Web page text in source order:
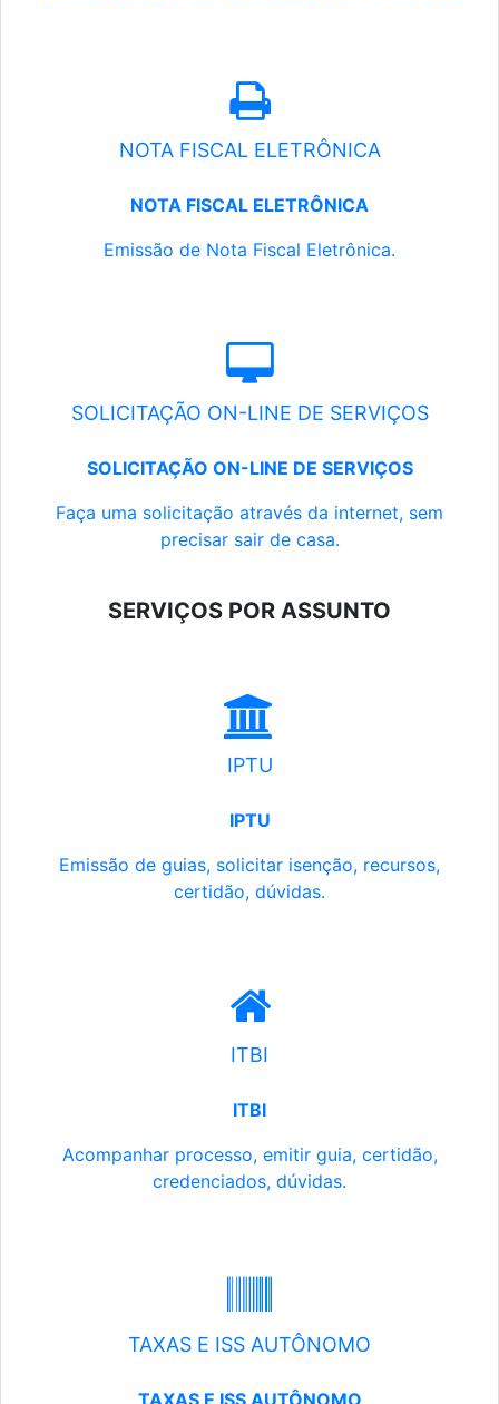
NOTA FISCAL ELETRÔNICA
NOTA FISCAL ELETRÔNICA
Emissão de Nota Fiscal Eletrônica.
SOLICITAÇÃO ON-LINE DE SERVIÇOS
SOLICITAÇÃO ON-LINE DE SERVIÇOS
Faça uma solicitação através da internet, sem
precisar sair de casa.
SERVIÇOS POR ASSUNTO
IPTU
IPTU
Emissão de guias, solicitar isenção, recursos,
certidão, dúvidas.
ITBI
ITBI
Acompanhar processo, emitir guia, certidão,
credenciados, dúvidas.
TAXAS E ISS AUTÔNOMO